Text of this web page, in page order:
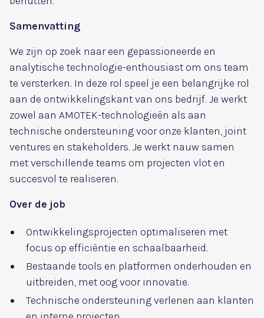
Samenvatting
We zijn op zoek naar een gepassioneerde en
analytische technologie-enthousiast om ons team
te versterken. In deze rol speel je een belangrijke rol
aan de ontwikkelingskant van ons bedrijf. Je werkt
zowel aan AMOTEK-technologieën als aan
technische ondersteuning voor onze klanten, joint
ventures en stakeholders. Je werkt nauw samen
met verschillende teams om projecten vlot en
succesvol te realiseren.
Over de job
Ontwikkelingsprojecten optimaliseren met
focus op efficiëntie en schaalbaarheid.
Bestaande tools en platformen onderhouden en
uitbreiden, met oog voor innovatie.
Technische ondersteuning verlenen aan klanten